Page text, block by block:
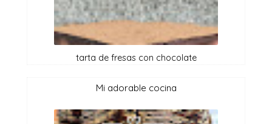
tarta de fresas con chocolate
mi adorable cocina